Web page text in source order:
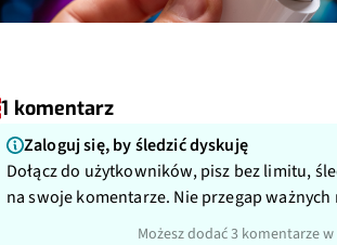
1 komentarz
Zaloguj się, by śledzić dyskuję
Dołącz do użytkowników, pisz bez limitu,
na swoje komentarze. Nie przegap
Możesz dodać 3 komentarze